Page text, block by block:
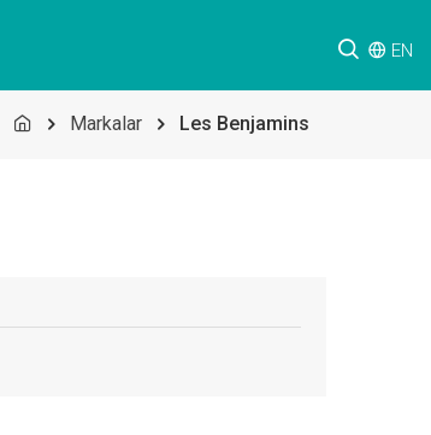
EN
Markalar Les Benjamins